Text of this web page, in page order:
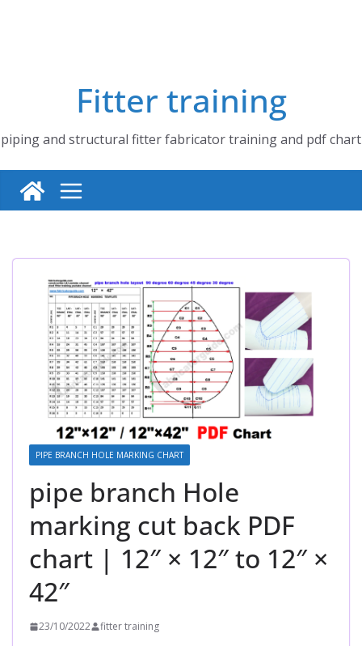
Fitter training
piping and structural fitter fabricator training and pdf chart
PIPE BRANCH HOLE MARKING CHART
pipe branch Hole
marking cut back PDF
chart | 12″ × 12″ to 12″ ×
42″
23/10/2022 fitter training